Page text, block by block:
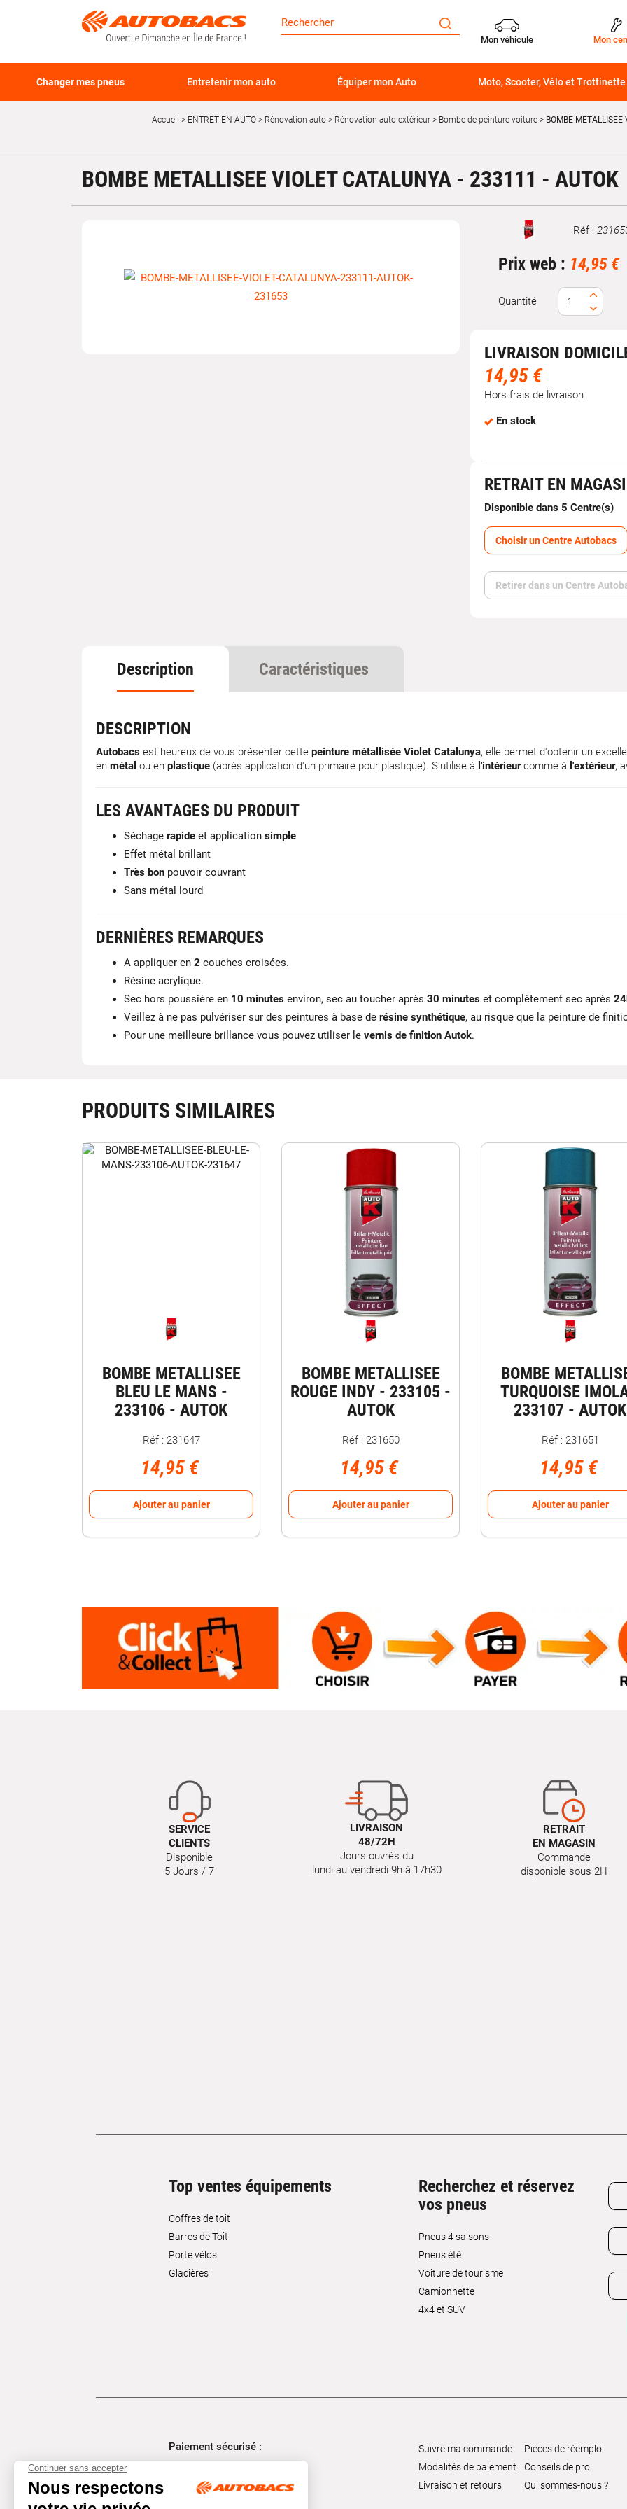
Mon véhicule Mon
Changer mes pneus Entretenir mon auto Équiper mon Auto Moto, Scooter, Vélo et Trottinette
Accueil ENTRETIEN AUTO Rénovation auto Rénovation auto extérieur Bombe de peinture voiture BOMBE
BOMBE METALLISEE VIOLET CATALUNYA - 233111 - AUTOK
Marque Réf :
Prix web : 14,95 €
Quantité
LIVRAISON
14,95 €
Hors frais de livraison
En stock
RETRAIT EN
Disponible dans 5 Centre(s)
Choisir un Centre Autobacs
Retirer dans un Centre
Description Caractéristiques
DESCRIPTION
Autobacs est heureux de vous présenter cette peinture métallisée Violet Catalunya, elle permet d'obtenir un
en métal ou en plastique (après application d'un primaire pour plastique). S'utilise à l'intérieurcomme à l'extérieur,
LES AVANTAGES DU PRODUIT
Séchage rapide et application simple
Effet métal brillant
Très bon pouvoir couvrant
Sans métal lourd
DERNIÈRES REMARQUES
A appliquer en 2 couches croisées.
Résine acrylique.
Sec hors poussière en 10 minutes environ, sec au toucher après 30 minutes et complètement sec après
Veillez à ne pas pulvériser sur des peintures à base de résine synthétique, au risque que la peinture de
Pour une meilleure brillance vous pouvez utiliser le vernis de finition Autok.
PRODUITS SIMILAIRES
BOMBE METALLISEE
BLEU LE MANS -
233106 - AUTOK
Réf : 231647
14,95 €
Ajouter au panier
BOMBE METALLISEE
ROUGE INDY - 233105 -
AUTOK
Réf : 231650
14,95 €
Ajouter au panier
BOMBE
TURQUOISE
233107 - AUTOK
Réf : 231651
14,95 €
Ajouter au panier
SERVICE
CLIENTS
Disponible
5 Jours / 7
LIVRAISON
48/72H
Jours ouvrés du
lundi au vendredi 9h à 17h30
RETRAIT
EN MAGASIN
Commande
disponible sous 2H
Top ventes équipements
Coffres de toit
Barres de Toit
Porte vélos
Glacières
Recherchez et réservez
vos pneus
Pneus 4 saisons
Pneus été
Voiture de tourisme
Camionnette
4x4 et SUV
Paiement sécurisé :
Suivre ma commande
Modalités de paiement
Livraison et retours
Pièces de réemploi
Conseils de pro
Qui sommes-nous ?